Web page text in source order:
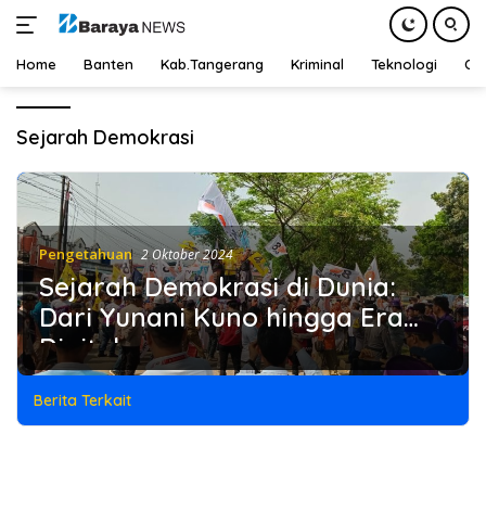
konten
Home Banten Kab.Tangerang Kriminal Teknologi
Sejarah Demokrasi
Pengetahuan 2 Oktober 2024
Sejarah Demokrasi di Dunia:
Dari Yunani Kuno hingga Era
Digital
Berita Terkait